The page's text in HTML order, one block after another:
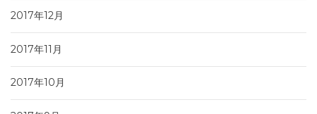
2017年12月
2017年11月
2017年10月